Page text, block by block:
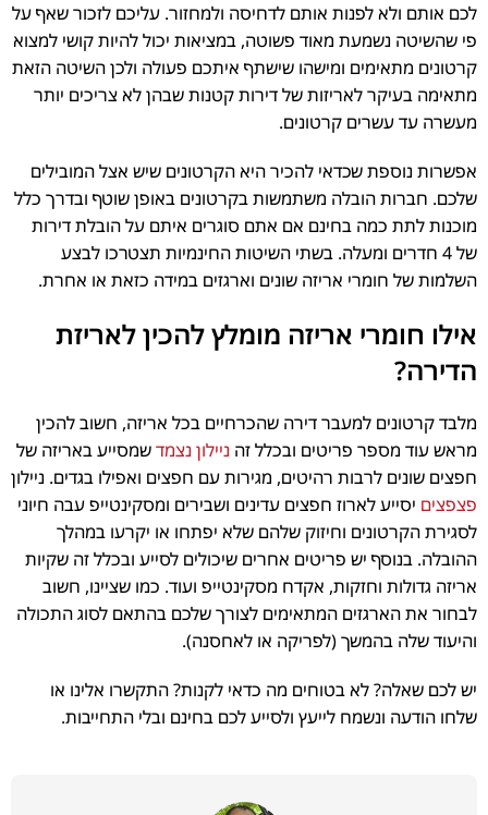
לכם אותם ולא לפנות אותם לדחיסה ולמחזור. עליכם לזכור שאף על
פי שהשיטה נשמעת מאוד פשוטה, במציאות יכול להיות קושי למצוא
קרטונים מתאימים ומישהו שישתף איתכם פעולה ולכן השיטה הזאת
מתאימה בעיקר לאריזות של דירות קטנות שבהן לא צריכים יותר
מעשרה עד עשרים קרטונים.
אפשרות נוספת שכדאי להכיר היא הקרטונים שיש אצל המובילים
שלכם. חברות הובלה משתמשות בקרטונים באופן שוטף ובדרך כלל
מוכנות לתת כמה בחינם אם אתם סוגרים איתם על הובלת דירות
של 4 חדרים ומעלה. בשתי השיטות החינמיות תצטרכו לבצע
השלמות של חומרי אריזה שונים וארגזים במידה כזאת או אחרת.
אילו חומרי אריזה מומלץ להכין לאריזת
הדירה?
מלבד קרטונים למעבר דירה שהכרחיים בכל אריזה, חשוב להכין
מראש עוד מספר פריטים ובכלל זה ניילון נצמדשמסייע באריזה של
חפצים שונים לרבות רהיטים, מגירות עם חפצים ואפילו בגדים. ניילון
פצפצים יסייע לארוז חפצים עדינים ושבירים ומסקינטייפ עבה חיוני
לסגירת הקרטונים וחיזוק שלהם שלא יפתחו או יקרעו במהלך
ההובלה. בנוסף יש פריטים אחרים שיכולים לסייע ובכלל זה שקיות
אריזה גדולות וחזקות, אקדח מסקינטייפ ועוד. כמו שציינו, חשוב
לבחור את הארגזים המתאימים לצורך שלכם בהתאם לסוג התכולה
והיעוד שלה בהמשך (לפריקה או לאחסנה).
יש לכם שאלה? לא בטוחים מה כדאי לקנות? התקשרו אלינו או
שלחו הודעה ונשמח לייעץ ולסייע לכם בחינם ובלי התחייבות.